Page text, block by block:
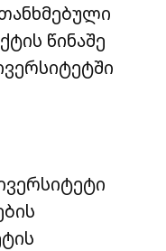
წინაშე